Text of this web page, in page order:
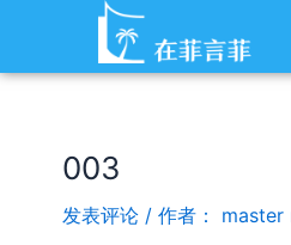
内
003
发表评论 / 作者： master
Post
navigation